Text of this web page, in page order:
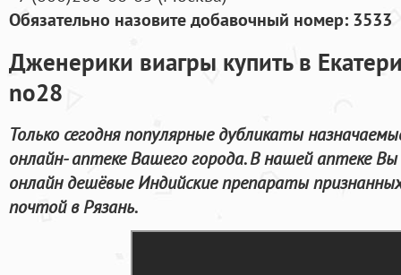
Обязательно назовите добавочный номер: 3533
Дженерики виагры купить в
no28
Только сегодня популярные дубликаты
онлайн- аптеке Вашего города. В нашей аптеке
онлайн дешёвые Индийские препараты
почтой в Рязань.